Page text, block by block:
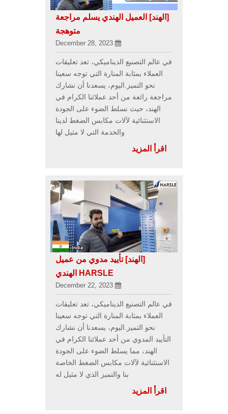
[الهند]
العميل الهندي يسلم مراجعة
متوهجة
في عالم التصنيع الديناميكي، تعد تعليقات
العملاء بمثابة المنارة التي توجه سعينا
نحو التميز.اليوم، يسعدنا أن نشارك
مراجعة رائعة من أحد عملائنا الكرام في
الهند، حيث نسلط الضوء على الجودة
الاستثنائية لآلات مكابس الضغط لدينا
والخدمة التي لا مثيل لها
اقرأ المزيد
[الهند] تأييد مدوي من عميل
HARSLE الهندي
في عالم التصنيع الديناميكي، تعد تعليقات
العملاء بمثابة المنارة التي توجه سعينا
نحو التميز.اليوم، يسعدنا أن نشارك
التأييد المدوي من أحد عملائنا الكرام في
الهند، مما يسلط الضوء على الجودة
الاستثنائية لآلات مكابس الضغط الخاصة
بنا والتميز الذي لا مثيل له
اقرأ المزيد